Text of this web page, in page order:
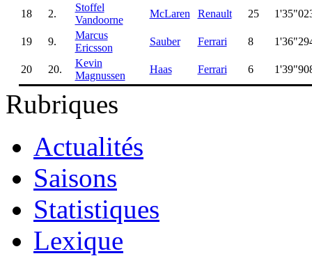
18 2.
Stoffel
Vandoorne
McLaren Renault 25
19 9.
Marcus
Ericsson
Sauber Ferrari 8
20 20.
Kevin
Magnussen
Haas Ferrari 6
Rubriques
Actualités
Saisons
Statistiques
Lexique